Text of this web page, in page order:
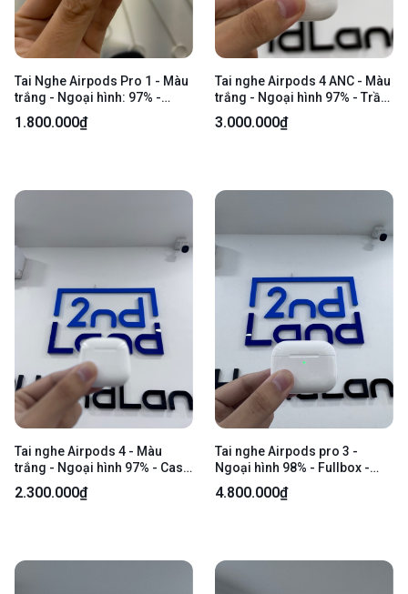
Tai Nghe Airpods Pro 1 - Màu
trắng - Ngoại hình: 97% -
Xước thân - Body
1.800.000₫
Tai nghe Airpods 4 ANC - Màu
trắng - Ngoại hình 97% - Trầy
cấn, mất tìm - Body
3.000.000₫
Tai nghe Airpods 4 - Màu
trắng - Ngoại hình 97% - Case
trầy xước - Body
2.300.000₫
Tai nghe Airpods pro 3 -
Ngoại hình 98% - Fullbox -
Còn bảo hành tháng 7/2027
4.800.000₫